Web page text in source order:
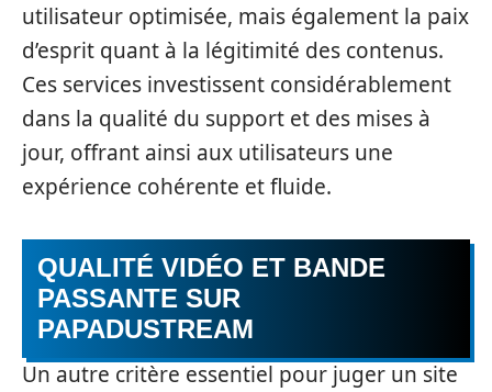
utilisateur optimisée, mais également la paix
d’esprit quant à la légitimité des contenus.
Ces services investissent considérablement
dans la qualité du support et des mises à
jour, offrant ainsi aux utilisateurs une
expérience cohérente et fluide.
QUALITÉ VIDÉO ET BANDE
PASSANTE SUR
PAPADUSTREAM
Un autre critère essentiel pour juger un site